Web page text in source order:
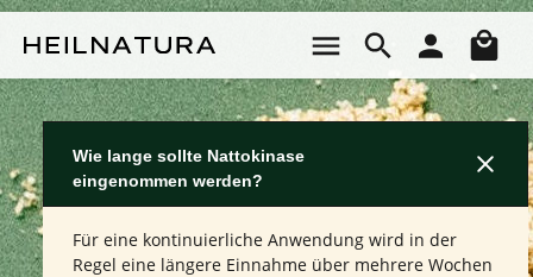
Wie lange sollte Nattokinase
eingenommen werden?
Für eine kontinuierliche Anwendung wird in der
Regel eine längere Einnahme über mehrere Wochen